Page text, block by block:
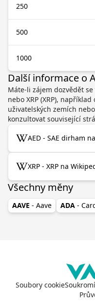
250
500
1000
Další informace o
Máte-li zájem dozvědět
nebo XRP (XRP),
uživatelských zemích
konzultovat související
AED - SAE dirham
XRP - XRP na
Všechny měny
AAVE - Aave ADA -
Soubory cookieSoukromí